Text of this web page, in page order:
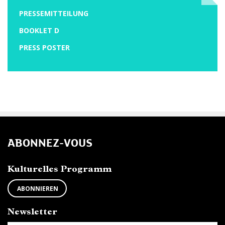
PRESSEMITTEILUNG
BOOKLET D
PRESS POSTER
ABONNEZ-VOUS
Kulturelles Programm
ABONNIEREN
Newsletter